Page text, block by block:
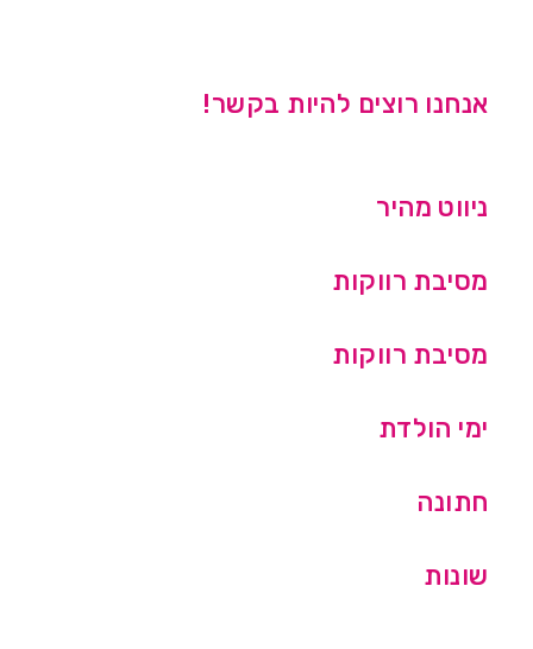
אנחנו רוצים להיות בקשר!
ניווט מהיר
מסיבת רווקות
מסיבת רווקות
ימי הולדת
חתונה
שונות